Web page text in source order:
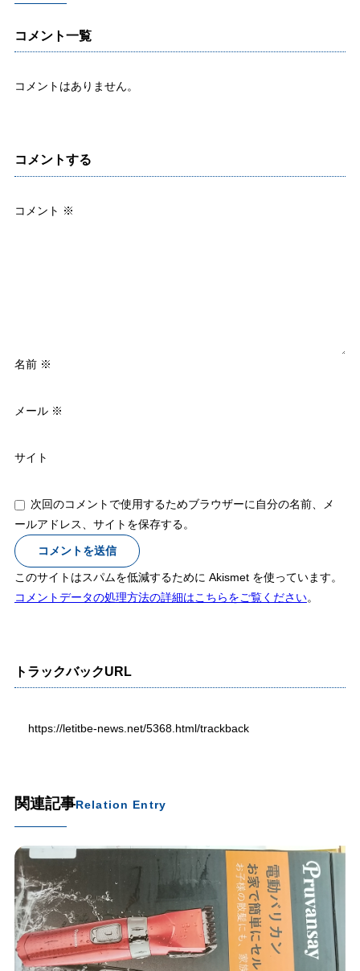
コメント一覧
コメントはありません。
コメントする
コメント ※
名前 ※
メール ※
サイト
次回のコメントで使用するためブラウザーに自分の名前、メ
ールアドレス、サイトを保存する。
このサイトはスパムを低減するために Akismet を使っています。
コメントデータの処理方法の詳細はこちらをご覧ください。
トラックバックURL
https://letitbe-news.net/5368.html/trackback
関連記事Relation Entry